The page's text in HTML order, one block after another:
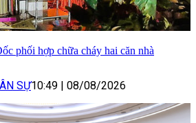
phối hợp chữa cháy hai căn nhà
SỰ10:49 08/08/2026